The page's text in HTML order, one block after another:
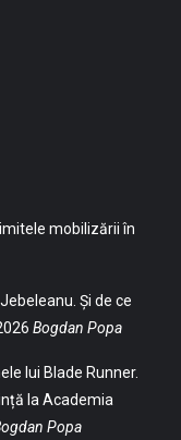
mobilizării în
Și de ce
Bogdan Popa
lui Blade Runner.
la Academia
Popa